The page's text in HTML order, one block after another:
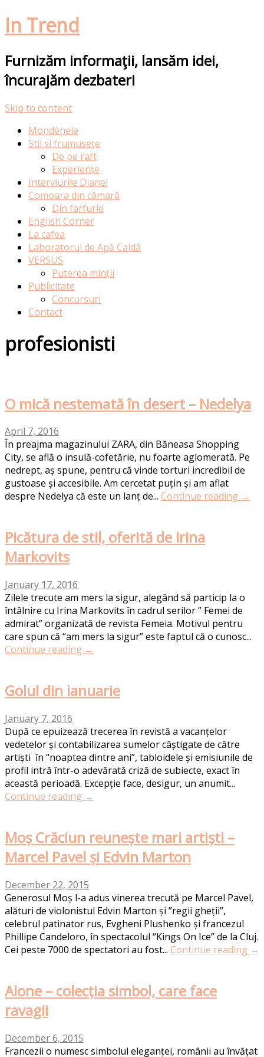
In Trend
Furnizăm informaţii, lansăm idei,
încurajăm dezbateri
Skip to content
Mondènele
Stil şi frumuseţe
De pe raft
Experiențe
Interviurile Dianei
Comoara din cămară
Din farfurie
English Corner
La cafea
Laboratorul de Apă Caldă
VERSUS
Puterea minții
Publicitate
Concursuri
Contact
profesionisti
O mică nestemată în desert – Nedelya
April 7, 2016
În preajma magazinului ZARA, din Băneasa Shopping
City, se află o insulă-cofetărie, nu foarte aglomerată. Pe
nedrept, aș spune, pentru că vinde torturi incredibil de
gustoase și accesibile. Am cercetat puțin și am aflat
despre Nedelya că este un lanț de... Continue reading →
Picătura de stil, oferită de Irina
Markovits
January 17, 2016
Zilele trecute am mers la sigur, alegând să particip la o
întâlnire cu Irina Markovits în cadrul serilor ” Femei de
admirat” organizată de revista Femeia. Motivul pentru
care spun că “am mers la sigur” este faptul că o cunosc...
Continue reading →
Golul din ianuarie
January 7, 2016
După ce epuizează trecerea în revistă a vacanțelor
vedetelor și contabilizarea sumelor câștigate de către
artiști în “noaptea dintre ani”, tabloidele și emisiunile de
profil intră într-o adevărată criză de subiecte, exact în
această perioadă. Excepție face, desigur, un anumit...
Continue reading →
Moș Crăciun reunește mari artiști –
Marcel Pavel și Edvin Marton
December 22, 2015
Generosul Moș l-a adus vinerea trecută pe Marcel Pavel,
alături de violonistul Edvin Marton și ”regii gheții”,
celebrul patinator rus, Evgheni Plushenko și francezul
Phillipe Candeloro, în spectacolul “Kings On Ice” de la Cluj.
Cei peste 7000 de spectatori au fost... Continue reading →
Alone – colecția simbol, care face
ravagii
December 6, 2015
Francezii o numesc simbolul eleganței, românii au învățat